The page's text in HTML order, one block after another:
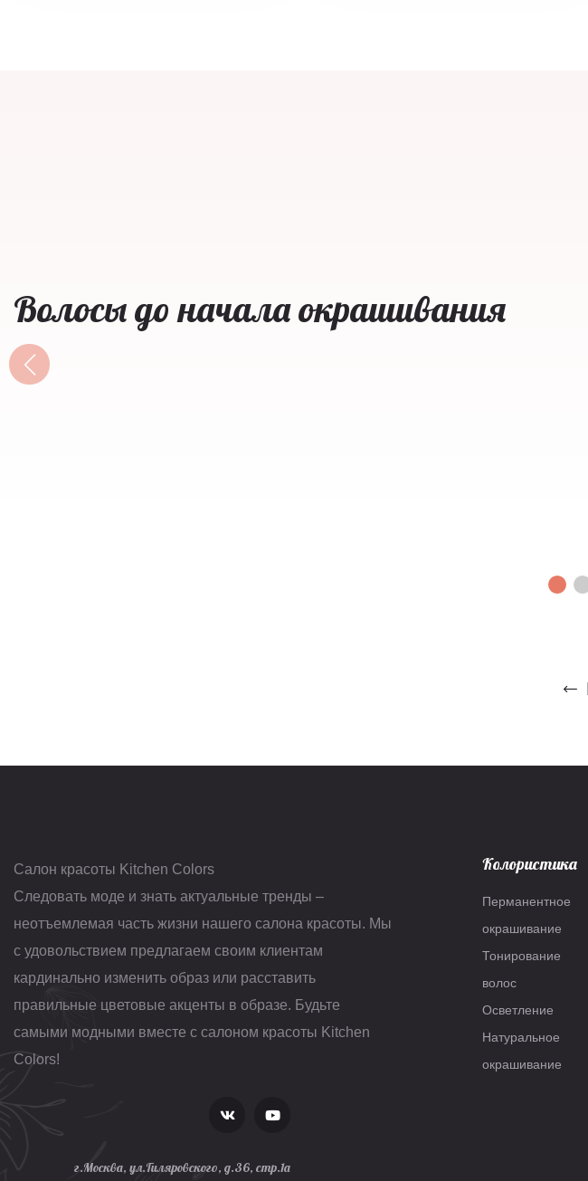
Волосы до начала окрашивания
Салон красоты Kitchen Colors
Следовать моде и знать актуальные тренды –
неотъемлемая часть жизни нашего салона красоты. Мы
с удовольствием предлагаем своим клиентам
кардинально изменить образ или расставить
правильные цветовые акценты в образе. Будьте
самыми модными вместе с салоном красоты Kitchen
Colors!
Колористика
Перманентное
окрашивание
Тонирование
волос
Осветление
Натуральное
окрашивание
г.Москва, ул.Гиляровского, д.36, стр.1а